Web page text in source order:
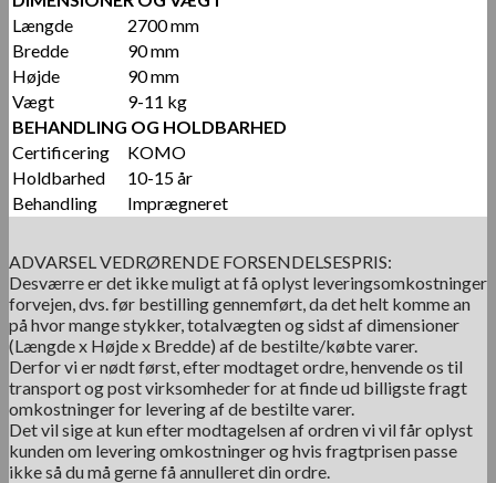
Længde
2700 mm
Bredde
90 mm
Højde
90 mm
Vægt
9-11 kg
BEHANDLING OG HOLDBARHED
Certificering
KOMO
Holdbarhed
10-15 år
Behandling
Imprægneret
ADVARSEL VEDRØRENDE FORSENDELSESPRIS:
Desværre er det ikke muligt at få oplyst leveringsomkostninger
forvejen, dvs. før bestilling gennemført, da det helt komme an
på hvor mange stykker, totalvægten og sidst af dimensioner
(Længde x Højde x Bredde) af de bestilte/købte varer.
Derfor vi er nødt først, efter modtaget ordre, henvende os til
transport og post virksomheder for at finde ud billigste fragt
omkostninger for levering af de bestilte varer.
Det vil sige at kun efter modtagelsen af ordren vi vil får oplyst
kunden om levering omkostninger og hvis fragtprisen passe
ikke så du må gerne få annulleret din ordre.